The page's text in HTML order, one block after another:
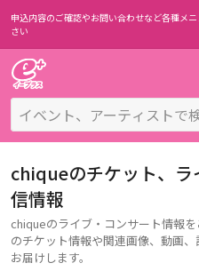
申込内容のご確認やお問い合わせなど各種メニ
さい
chiqueのチケット、
信情報
chiqueのライブ・コンサート情報
のチケット情報や関連画像、動画
お届けします。